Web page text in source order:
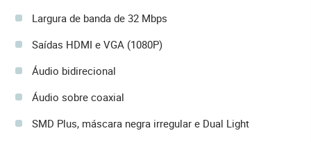
Largura de banda de 32 Mbps
Saídas HDMI e VGA (1080P)
Áudio bidirecional
Áudio sobre coaxial
SMD Plus, máscara negra irregular e Dual Light